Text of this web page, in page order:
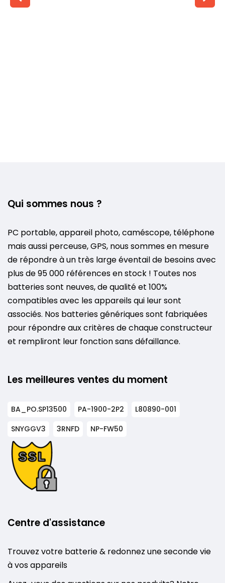
Qui sommes nous ?
PC portable, appareil photo, caméscope, téléphone
mais aussi perceuse, GPS, nous sommes en mesure
de répondre à un très large éventail de besoins avec
plus de 95 000 références en stock ! Toutes nos
batteries sont neuves, de qualité et 100%
compatibles avec les appareils qui leur sont
associés. Nos batteries génériques sont fabriquées
pour répondre aux critères de chaque constructeur
et rempliront leur fonction sans défaillance.
Les meilleures ventes du moment
BA_PO.SP13500 PA-1900-2P2
L80890-001
SNYGGV3
3RNFD NP-FW50
Centre d'assistance
Trouvez votre batterie & redonnez une seconde vie
à vos appareils